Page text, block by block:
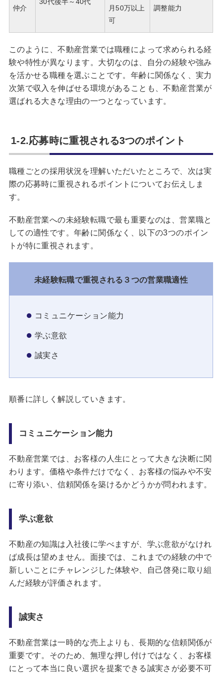
仲介
月50万以上
可
調整能力
このように、不動産営業では職種によって求められる経
験や特性が異なります。大切なのは、自分の経験や強み
を活かせる職種を選ぶことです。年齢に関係なく、実力
次第で収入を伸ばせる環境があることも、不動産営業が
選ばれる大きな理由の一つとなっています。
1-2.応募時に重視される3つのポイント
職種ごとの採用状況を理解いただいたところで、次は実
際の応募時に重視されるポイントについてお伝えしま
す。
不動産営業への未経験転職で最も重要なのは、営業職と
しての適性です。年齢に関係なく、以下の3つのポイン
トが特に重視されます。
未経験転職で重視される３つの営業職適性
コミュニケーション能力
学ぶ意欲
誠実さ
順番に詳しく解説していきます。
コミュニケーション能力
不動産営業では、お客様の人生にとって大きな決断に関
わります。価格や条件だけでなく、お客様の悩みや不安
に寄り添い、信頼関係を築けるかどうかが問われます。
学ぶ意欲
不動産の知識は入社後に学べますが、学ぶ意欲がなけれ
ば成長は望めません。面接では、これまでの経験の中で
新しいことにチャレンジした体験や、自己啓発に取り組
んだ経験が評価されます。
誠実さ
不動産営業は一時的な売上よりも、長期的な信頼関係が
重要です。そのため、無理な押し付けではなく、お客様
にとって本当に良い選択を提案できる誠実さが必要不可